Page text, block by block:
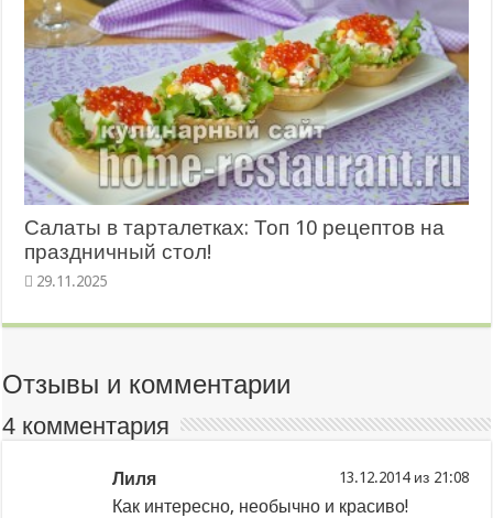
Салаты в тарталетках: Топ 10 рецептов на
праздничный стол!
29.11.2025
Отзывы и комментарии
4 комментария
Лиля из
Как интересно, необычно и красиво!